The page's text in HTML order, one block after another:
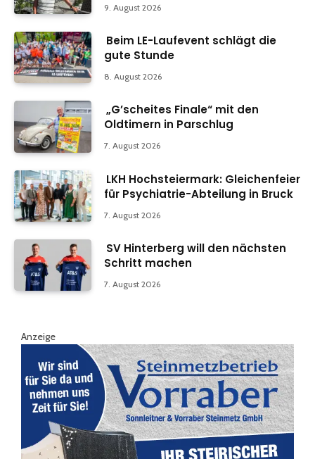
9. August 2026
Beim LE-Laufevent schlägt die
gute Stunde
8. August 2026
„G’scheites Finale“ mit den
Oldtimern in Parschlug
7. August 2026
LKH Hochsteiermark: Gleichenfeier
für Psychiatrie-Abteilung in Bruck
7. August 2026
SV Hinterberg will den nächsten
Schritt machen
7. August 2026
Anzeige